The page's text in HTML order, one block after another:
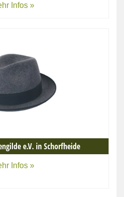
Infos »
e.V. in Schorfheide
Infos »